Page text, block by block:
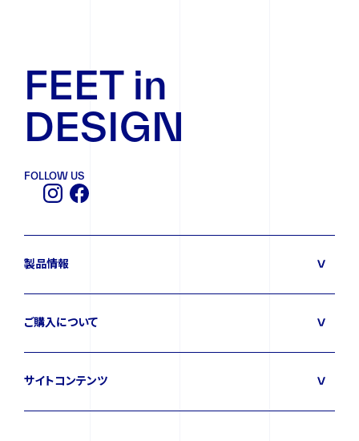
FEET in
DESIGN
FOLLOW US
製品情報
ご購入について
サイトコンテンツ